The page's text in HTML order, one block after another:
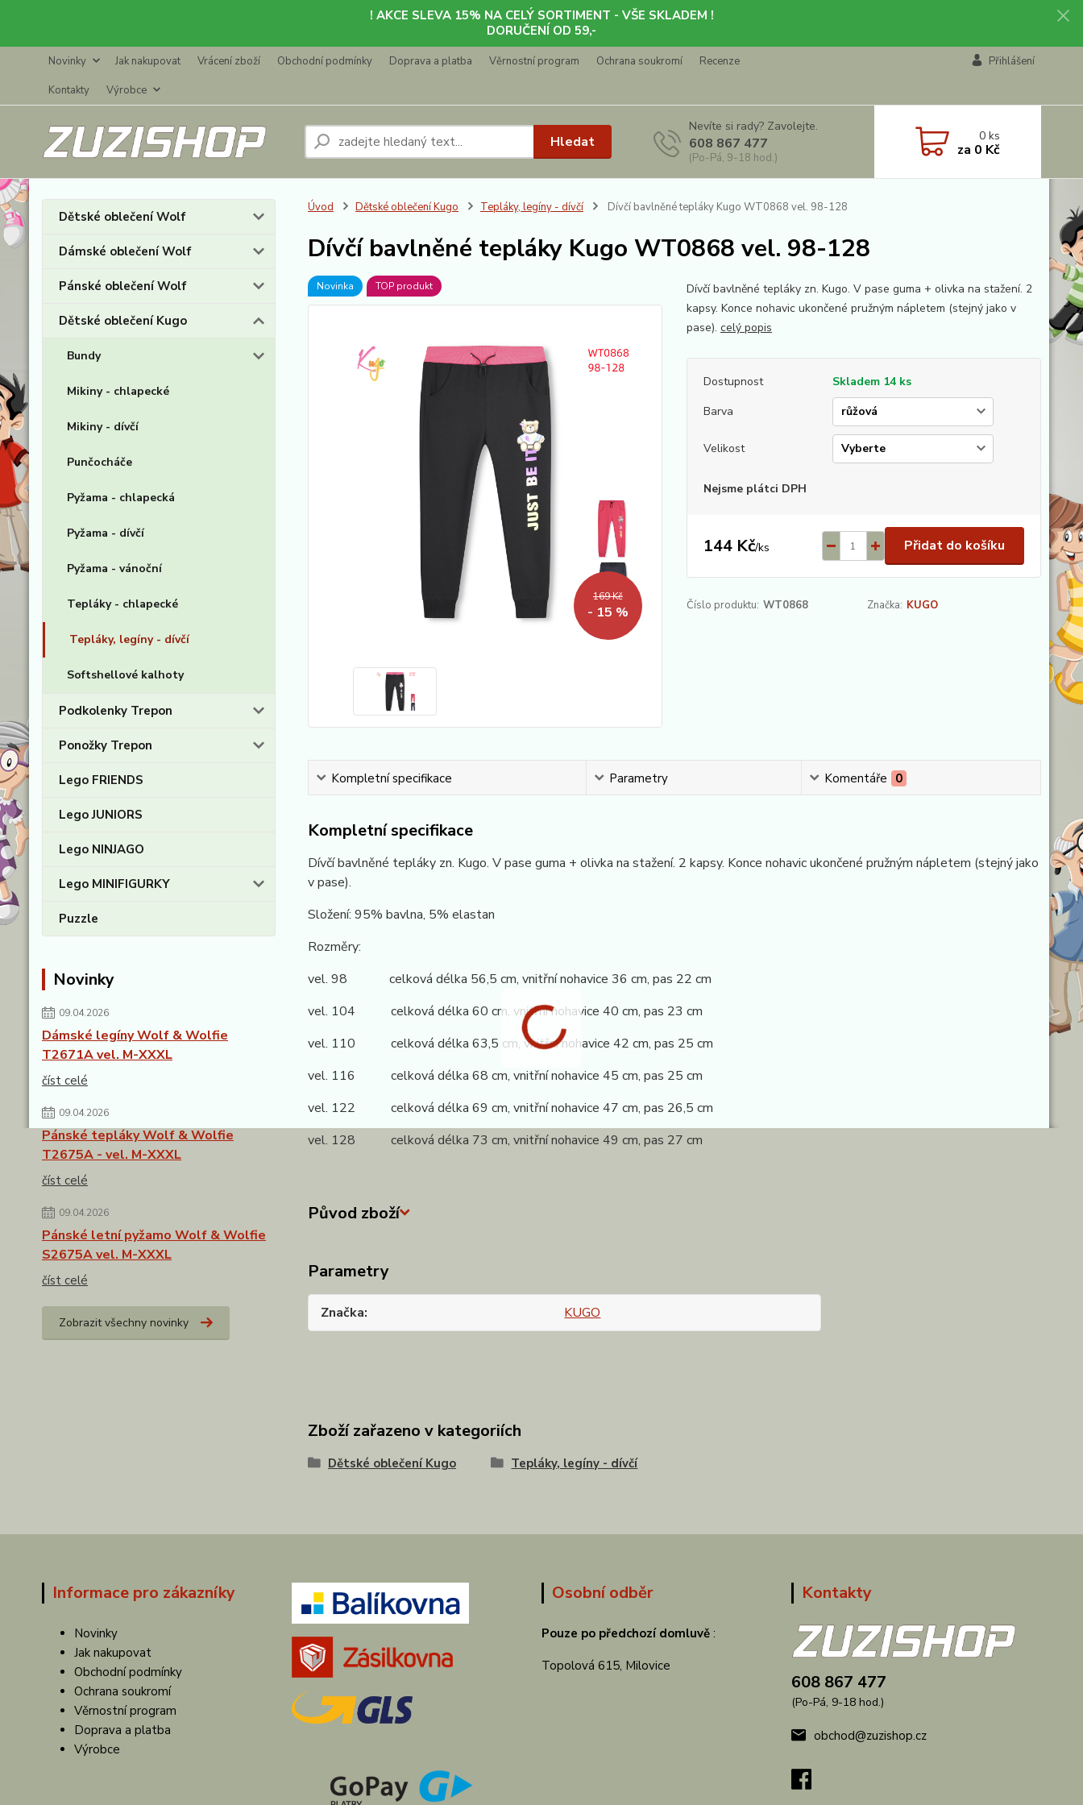
! AKCE SLEVA 15% NA CELÝ SORTIMENT - VŠE SKLADEM !
DORUČENÍ OD 59,-
Novinky Jak nakupovat Vrácení zboží Obchodní podmínky Doprava a platba Věrnostní program Ochrana soukromí
Recenze
Kontakty
Výrobce
Přihlášení
Hledat
Nevíte si rady? Zavolejte.
608 867 477
(Po-Pá, 9-18 hod.)
0ks
za 0 Kč
Dětské oblečení Wolf
Dámské oblečení Wolf
Pánské oblečení Wolf
Dětské oblečení Kugo
Bundy
Mikiny - chlapecké
Mikiny - dívčí
Punčocháče
Pyžama - chlapecká
Pyžama - dívčí
Pyžama - vánoční
Tepláky - chlapecké
Tepláky, legíny - dívčí
Softshellové kalhoty
Podkolenky Trepon
Ponožky Trepon
Lego FRIENDS
Lego JUNIORS
Lego NINJAGO
Lego MINIFIGURKY
Puzzle
Novinky
09.04.2026
Dámské legíny Wolf & Wolfie
T2671A vel. M-XXXL
číst celé
09.04.2026
Pánské tepláky Wolf & Wolfie
T2675A - vel. M-XXXL
číst celé
09.04.2026
Pánské letní pyžamo Wolf & Wolfie
S2675A vel. M-XXXL
číst celé
Zobrazit všechny novinky
Úvod Dětské oblečení Kugo Tepláky, legíny - dívčí Dívčí bavlněné tepláky Kugo WT0868 vel. 98-128
Dívčí bavlněné tepláky Kugo WT0868 vel. 98-128
Novinka TOP produkt
169 Kč
- 15 %
Dívčí bavlněné tepláky zn. Kugo. V pase guma + olivka na stažení. 2
kapsy. Konce nohavic ukončené pružným nápletem (stejný jako v
pase). celý popis
Dostupnost
Skladem 14 ks
Barva
Velikost
Nejsme plátci DPH
144 Kč/ks Přidat do košíku
Číslo produktu: WT0868 Značka: KUGO
Kompletní specifikace Parametry Komentáře 0
Kompletní specifikace
Dívčí bavlněné tepláky zn. Kugo. V pase guma + olivka na stažení. 2 kapsy. Konce nohavic ukončené pružným nápletem (stejný jako
v pase).
Složení: 95% bavlna, 5% elastan
Rozměry:
vel. 98 celková délka 56,5 cm, vnitřní nohavice 36 cm, pas 22 cm
vel. 104 celková délka 60 cm, vnitřní nohavice 40 cm, pas 23 cm
vel. 110 celková délka 63,5 cm, vnitřní nohavice 42 cm, pas 25 cm
vel. 116 celková délka 68 cm, vnitřní nohavice 45 cm, pas 25 cm
vel. 122 celková délka 69 cm, vnitřní nohavice 47 cm, pas 26,5 cm
vel. 128 celková délka 73 cm, vnitřní nohavice 49 cm, pas 27 cm
Původ zboží
Parametry
Značka KUGO
Zboží zařazeno v kategoriích
Dětské oblečení Kugo Tepláky, legíny - dívčí
Informace pro zákazníky
Novinky
Jak nakupovat
Obchodní podmínky
Ochrana soukromí
Věrnostní program
Doprava a platba
Výrobce
Osobní odběr
Pouze po předchozí domluvě :
Topolová 615, Milovice
Kontakty
608 867 477
(Po-Pá, 9-18 hod.)
obchod@zuzishop.cz